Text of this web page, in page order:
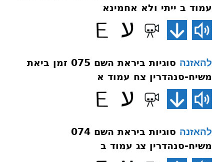
עמוד ב ייתי ולא אחמינא
להאזנה
סוגיות ביראת השם 075 זמן ביאת
משיח-סנהדרין צח עמוד א
להאזנה
סוגיות ביראת השם 074
משיח-סנהדרין צג עמוד ב